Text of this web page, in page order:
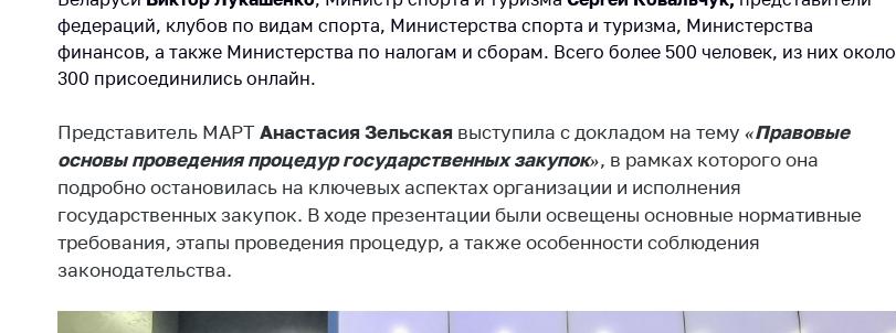
Награждения
Белорусская
универсальная
товарная биржа
Общественная
жизнь
Идеологическая
работа
Официальные
символы
Контакты
Адрес и режим
Приемная
Министра
Горячая линия
Пресс-служба
орган
федераций, клубов по видам спорта, Министерства спорта и туризма, Министерства
финансов, а также Министерства по налогам и сборам. Всего более 500 человек, из них около
300 присоединились онлайн.
Представитель МАРТАнастасия Зельская выступила с докладом на тему «Правовые
основы проведения процедур государственных закупок», в рамках которого она
подробно остановилась на ключевых аспектах организации и исполнения
государственных закупок. В ходе презентации были освещены основные нормативные
требования, этапы проведения процедур, а также особенности соблюдения
законодательства.